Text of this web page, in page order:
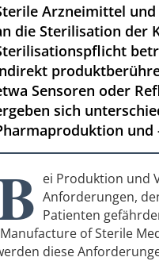
Arzneimittel
die Sterilisation der
Sensoren oder
sich
und
ei Produktion und
Anforderungen,
Patienten
of Sterile
diese